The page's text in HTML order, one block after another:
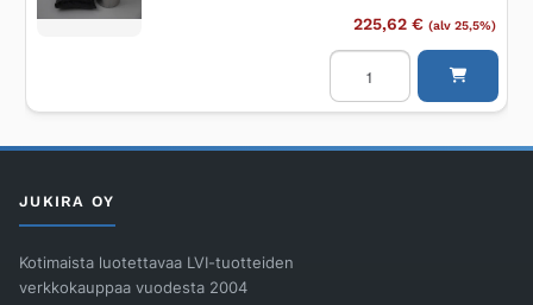
225,62 € (alv 25,5%)
Hajunsuodatin
tuuletusputkelle
HAJUVEX
HajuveX
k
JUKIRA OY
Kotimaista luotettavaa LVI-tuotteiden
verkkokauppaa vuodesta 2004